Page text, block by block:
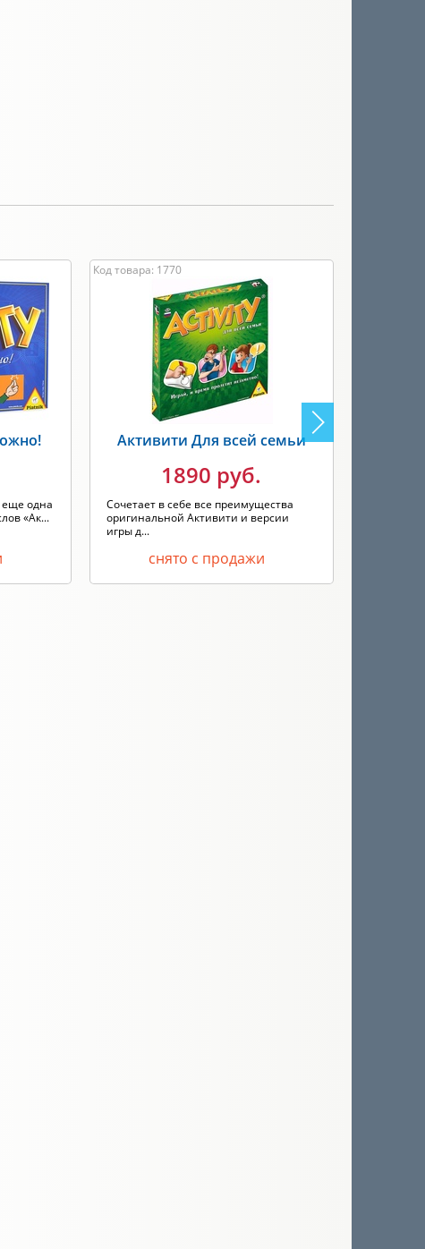
одна
«Ак...
Код товара: 1770
Активити Для всей семьи
1890 руб.
Сочетает в себе все преимущества
оригинальной Активити и версии
игры д...
снято с продажи